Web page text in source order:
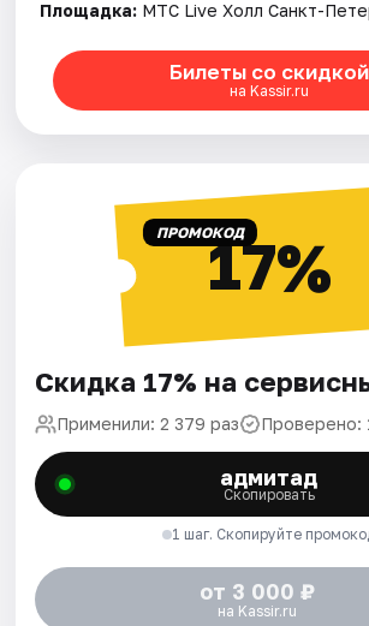
Площадка: МТС Live Холл Санкт-
Билеты со скидкой
на Kassir.ru
ПРОМОКОД17%
Скидка 17% на
Применили: 2 379 раз Проверено:
адмитад
Скопировать
1 шаг. Скопируйте
от 3 000 ₽
на Kassir.ru